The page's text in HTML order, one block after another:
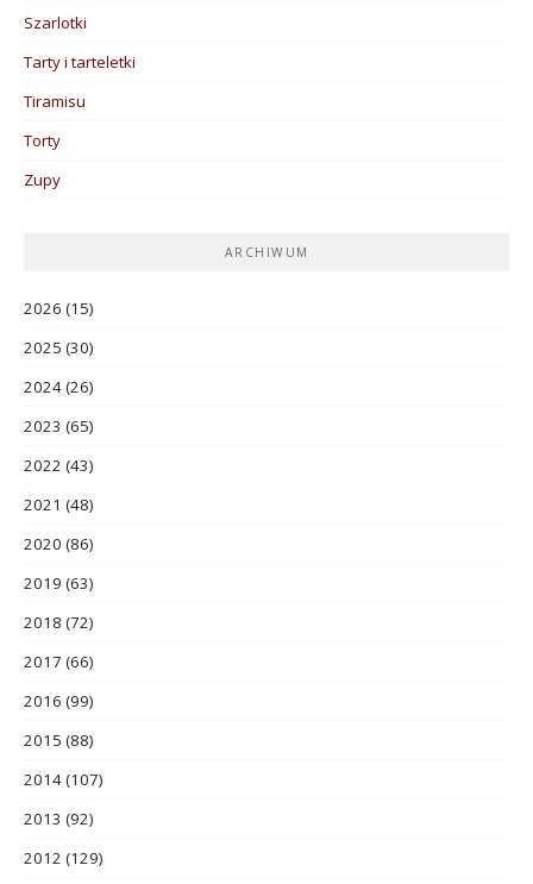
Szarlotki
Tarty i tarteletki
Tiramisu
Torty
Zupy
ARCHIWUM
2026 (15)
2025 (30)
2024(26)
2023 (65)
2022 (43)
2021 (48)
2020 (86)
2019 (63)
2018 (72)
2017 (66)
2016 (99)
2015 (88)
2014(107)
2013 (92)
2012 (129)